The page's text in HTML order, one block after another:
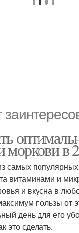
моркови в
самых
витаминами и
и вкусна в
пользы от
день для его
это сделать.